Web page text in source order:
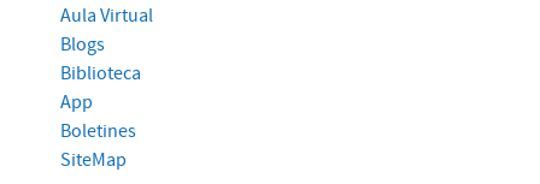
Aula Virtual
Blogs
Biblioteca
App
Boletines
SiteMap